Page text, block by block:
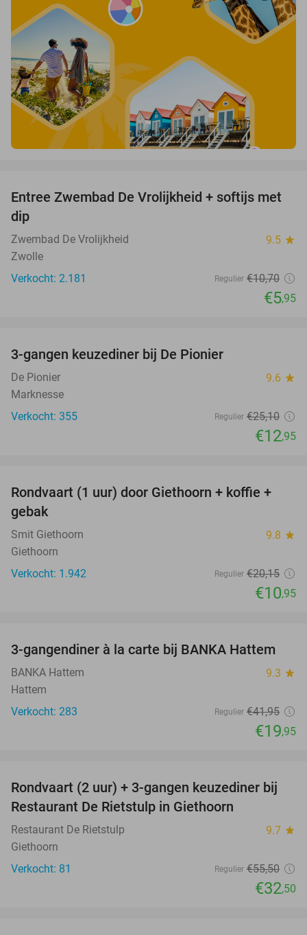
44%
Entree Zwembad De Vrolijkheid + softijs met
dip
Zwembad De Vrolijkheid 9.5 star
Zwolle
Verkocht: 2.181
Regulier €10,70
€5,95
3-gangen keuzediner bij De Pionier
De Pionier 9.6 star
Marknesse
Verkocht: 355
Regulier €25,10
€12,95
46%
Rondvaart (1 uur) door Giethoorn + koffie +
gebak
Smit Giethoorn 9.8 star
Giethoorn
Verkocht: 1.942
Regulier €20,15
€10,95
52%
3-gangendiner à la carte bij BANKA Hattem
BANKA Hattem 9.3 star
Hattem
Verkocht: 283
Regulier €41,95
€19,95
41%
Rondvaart (2 uur) + 3-gangen keuzediner bij
Restaurant De Rietstulp in Giethoorn
Restaurant De Rietstulp 9.7 star
Giethoorn
Verkocht: 81
Regulier €55,50
€32,50